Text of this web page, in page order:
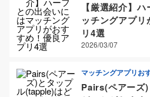
【厳選紹介】
ッチングアプ
リ4選
2026/03/07
マッチングアプリお
Pairs(ペアーズ